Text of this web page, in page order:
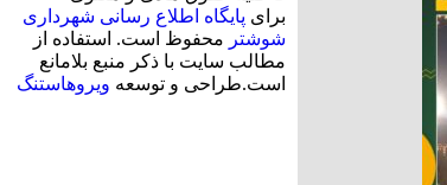
برای پایگاه اطلاع رسانی شهرداری
شوشتر محفوظ است. استفاده از
مطالب سایت با ذکر منبع بلامانع
است.طراحی و توسعه ویروهاستنگ